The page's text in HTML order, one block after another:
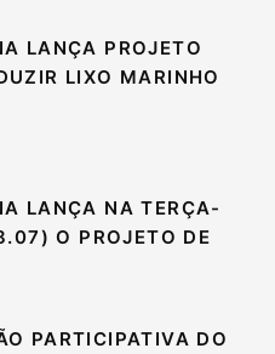
LANÇA PROJETO
LIXO MARINHO
LANÇA NA TERÇA-
O PROJETO DE
PARTICIPATIVA DO